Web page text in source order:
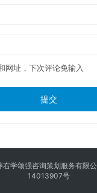
网址，下次评论免输入
提交
学颂强咨询策划服务有限
14013907号